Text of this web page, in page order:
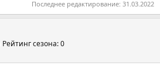
Последнее редактирование: 31.03.2022
Рейтинг сезона: 0